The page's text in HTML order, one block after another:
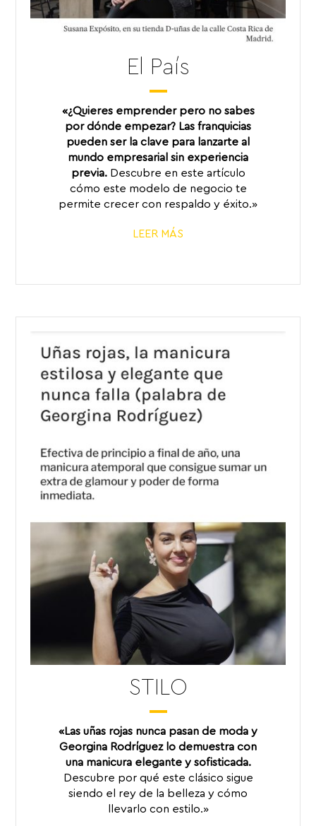
El País
«¿Quieres emprender pero no sabes
por dónde empezar? Las franquicias
pueden ser la clave para lanzarte al
mundo empresarial sin experiencia
previa.Descubre en este artículo
cómo este modelo de negocio te
permite crecer con respaldo y éxito.»
LEER MÁS
STILO
«Las uñas rojas nunca pasan de moda y
Georgina Rodríguez lo demuestra con
una manicura elegante y sofisticada.
Descubre por qué este clásico sigue
siendo el rey de la belleza y cómo
llevarlo con estilo.»